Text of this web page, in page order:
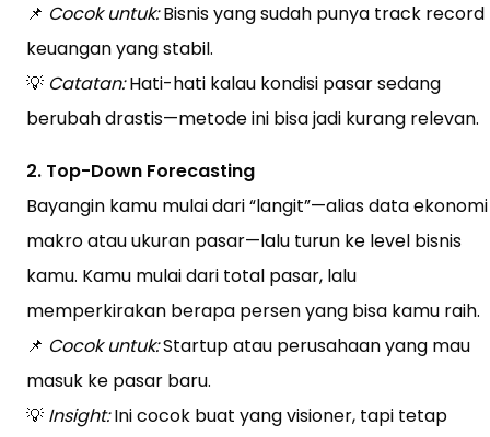
📌 Cocok untuk:Bisnis yang sudah punya track record
keuangan yang stabil.
💡 Catatan:Hati-hati kalau kondisi pasar sedang
berubah drastis—metode ini bisa jadi kurang relevan.
2. Top-Down Forecasting
Bayangin kamu mulai dari “langit”—alias data ekonomi
makro atau ukuran pasar—lalu turun ke level bisnis
kamu. Kamu mulai dari total pasar, lalu
memperkirakan berapa persen yang bisa kamu raih.
📌 Cocok untuk:Startup atau perusahaan yang mau
masuk ke pasar baru.
💡 Insight:Ini cocok buat yang visioner, tapi tetap